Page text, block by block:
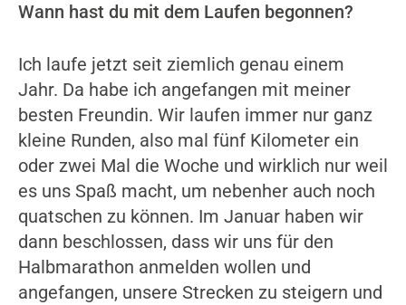
Wann hast du mit dem Laufen begonnen?
Ich laufe jetzt seit ziemlich genau einem
Jahr. Da habe ich angefangen mit meiner
besten Freundin. Wir laufen immer nur ganz
kleine Runden, also mal fünf Kilometer ein
oder zwei Mal die Woche und wirklich nur weil
es uns Spaß macht, um nebenher auch noch
quatschen zu können. Im Januar haben wir
dann beschlossen, dass wir uns für den
Halbmarathon anmelden wollen und
angefangen, unsere Strecken zu steigern und